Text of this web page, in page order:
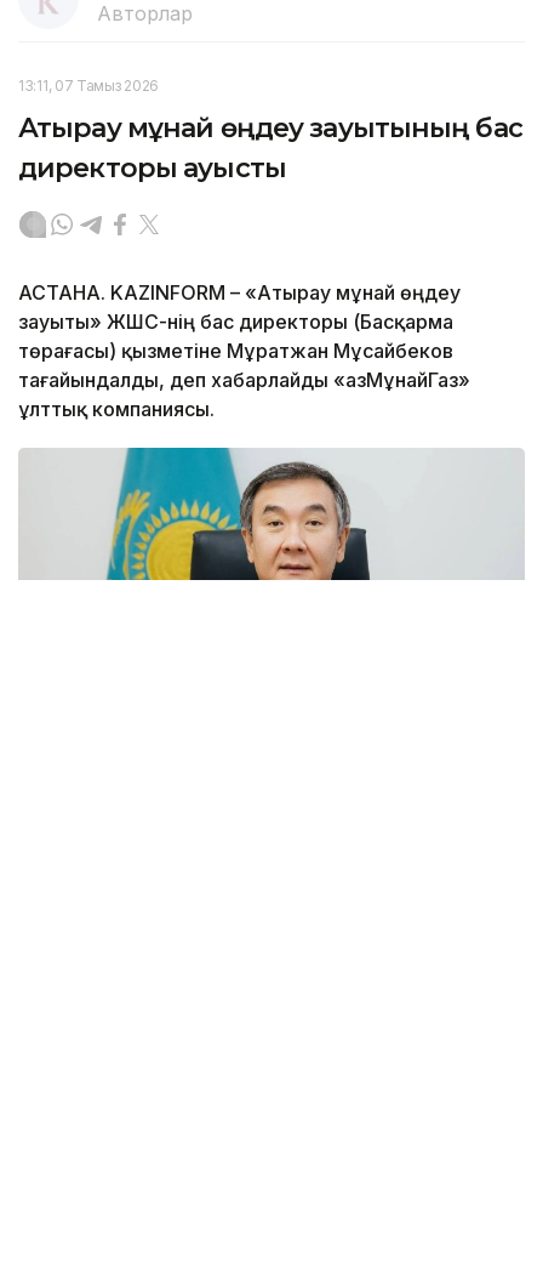
Авторлар
13:11, 07 Тамыз 2026
Атырау мұнай өңдеу зауытының бас
директоры ауысты
АСТАНА. KAZINFORM – «Атырау мұнай өңдеу
зауыты» ЖШС-нің бас директоры (Басқарма
төрағасы) қызметіне Мұратжан Мұсайбеков
тағайындалды, деп хабарлайды «ҚазМұнайГаз»
ұлттық компаниясы.